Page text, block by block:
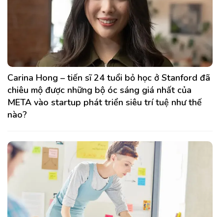
Carina Hong – tiến sĩ 24 tuổi bỏ học ở Stanford đã
chiêu mộ được những bộ óc sáng giá nhất của
META vào startup phát triển siêu trí tuệ như thế
nào?